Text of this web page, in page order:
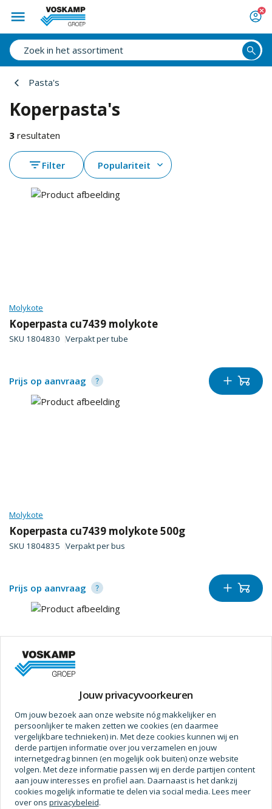
Pasta's
Koperpasta's
3 resultaten
Filter Populariteit
Molykote
Koperpasta cu7439 molykote
SKU 1804830 Verpakt pertube
Prijs op aanvraag
Molykote
Koperpasta cu7439 molykote 500g
SKU 1804835 Verpakt perbus
Prijs op aanvraag
Molykote
Koperpasta cu7439 mk sp-bus 400ml
SKU 1804840 Verpakt perstuk
Prijs op aanvraag
Jouw privacyvoorkeuren
Om jouw bezoek aan onze website nóg makkelijker en
persoonlijker te maken zetten we cookies (en daarmee
vergelijkbare technieken) in. Met deze cookies kunnen wij en
derde partijen informatie over jou verzamelen en jouw
internetgedrag binnen (en mogelijk ook buiten) onze website
volgen. Met deze informatie passen wij en derde partijen content
aan jouw interesses en profiel aan. Daarnaast is het dankzij
cookies mogelijk informatie te delen via social media. Lees meer
over ons privacybeleid.